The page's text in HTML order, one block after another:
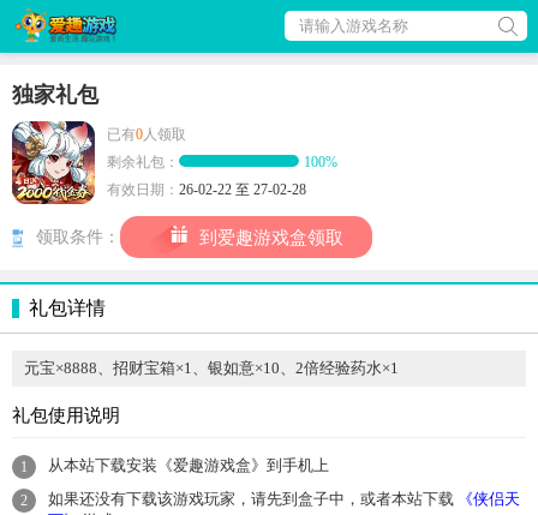
请输入游戏名称
独家礼包
已有0人领取
剩余礼包：
100%
有效日期： 26-02-22 至 27-02-28
领取条件： 到爱趣游戏盒领取
礼包详情
元宝×8888、招财宝箱×1、银如意×10、2倍经验药水×1
礼包使用说明
1 从本站下载安装《爱趣游戏盒》到手机上
2 如果还没有下载该游戏玩家，请先到盒子中，或者本站下载
《侠侣天